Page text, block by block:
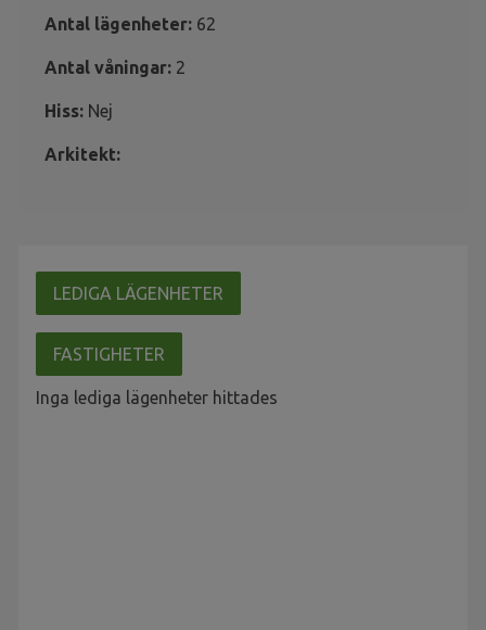
Antal lägenheter: 62
Antal våningar: 2
Hiss: Nej
Arkitekt:
LEDIGA LÄGENHETER
FASTIGHETER
Inga lediga lägenheter hittades